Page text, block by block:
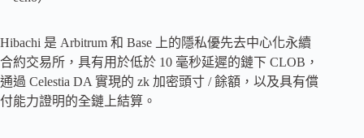
Hibachi 是 Arbitrum 和 Base 上的隱私優先去中心化永續
合約交易所，具有用於低於 10 毫秒延遲的鏈下 CLOB，
通過 Celestia DA 實現的 zk 加密頭寸 / 餘額，以及具有償
付能力證明的全鏈上結算。